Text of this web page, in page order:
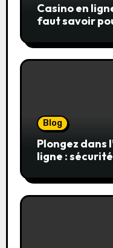
Casino en
faut savoir
Blog
Plongez dans
ligne :